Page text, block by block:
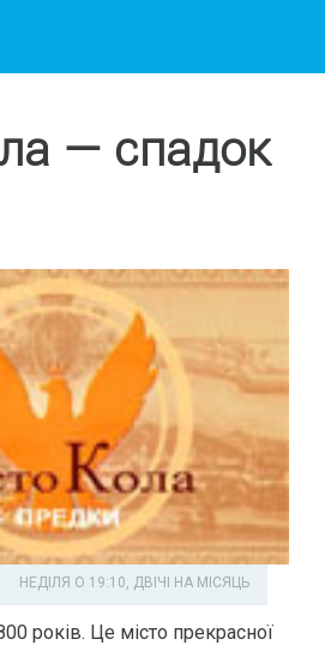
— спадок
НЕДІЛЯ О 19:10, ДВІЧІ НА МІСЯЦЬ
років. Це місто прекрасної